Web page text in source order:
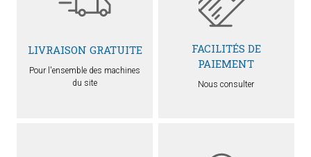
LIVRAISON GRATUITE
Pour l'ensemble des machines
du site
FACILITÉS DE
PAIEMENT
Nous consulter